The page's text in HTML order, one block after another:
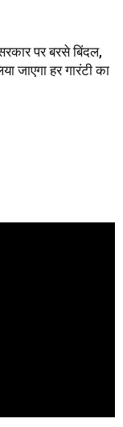
पर बरसे बिंदल,
जाएगा हर गारंटी का